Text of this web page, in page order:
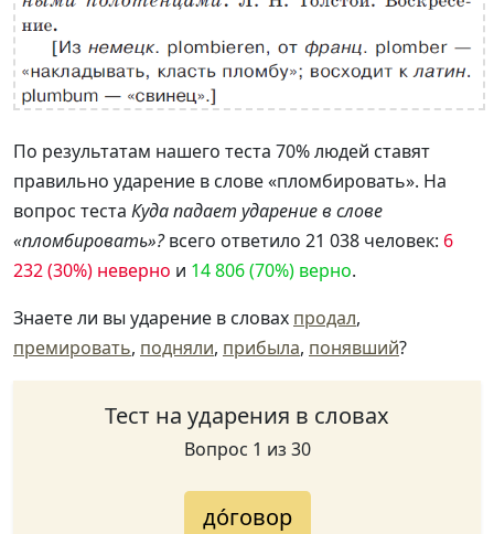
По результатам нашего теста 70% людей ставят
правильно ударение в слове «пломбировать». На
вопрос теста Куда падает ударение в слове
«пломбировать»?всего ответило 21 038 человек: 6
232 (30%) неверно и 14 806 (70%) верно.
Знаете ли вы ударение в словах продал,
премировать, подняли, прибыла, понявший?
Тест на ударения в словах
Вопрос 1 из 30
до́говор